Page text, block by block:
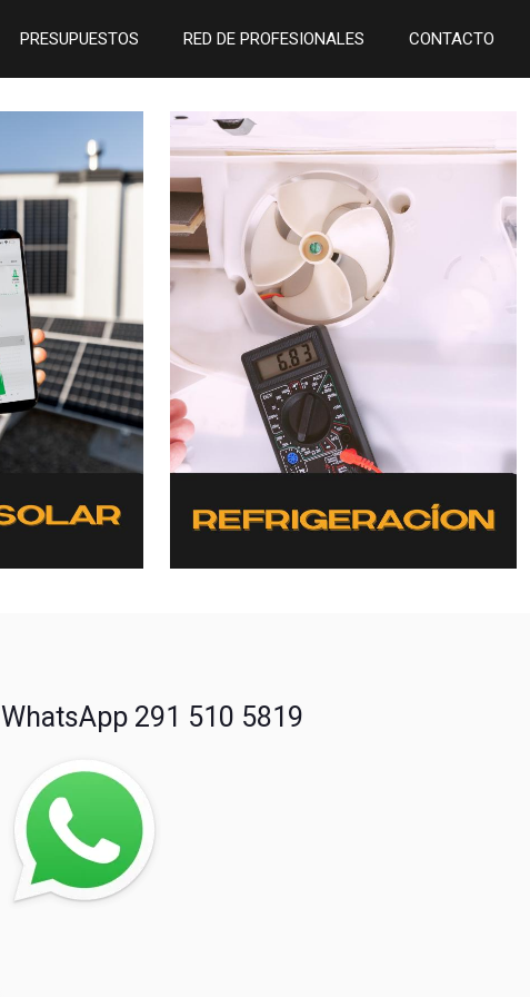
PRESUPUESTOS RED DE PROFESIONALES CONTACTO
WhatsApp 291 510 5819